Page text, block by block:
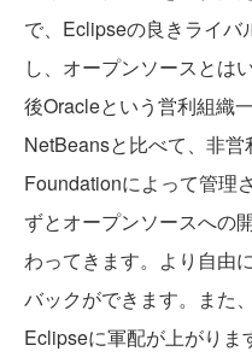
で、Eclipseの良きライバ
し、オープンソースとは
後Oracleという営利組織
NetBeansと比べて、非
Foundationによって管理
ずとオープンソースへの
わってきます。より自由
バックができます。また
Eclipseに軍配が上がりま